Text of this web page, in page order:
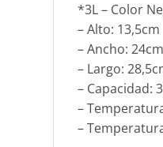
*3L – Color
– Alto: 13,5cm
– Ancho: 24cm
– Largo:
– Capacidad:
–
–